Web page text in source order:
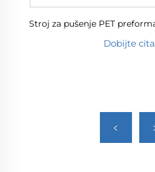
Stroj za pušenje PET
Dobijte